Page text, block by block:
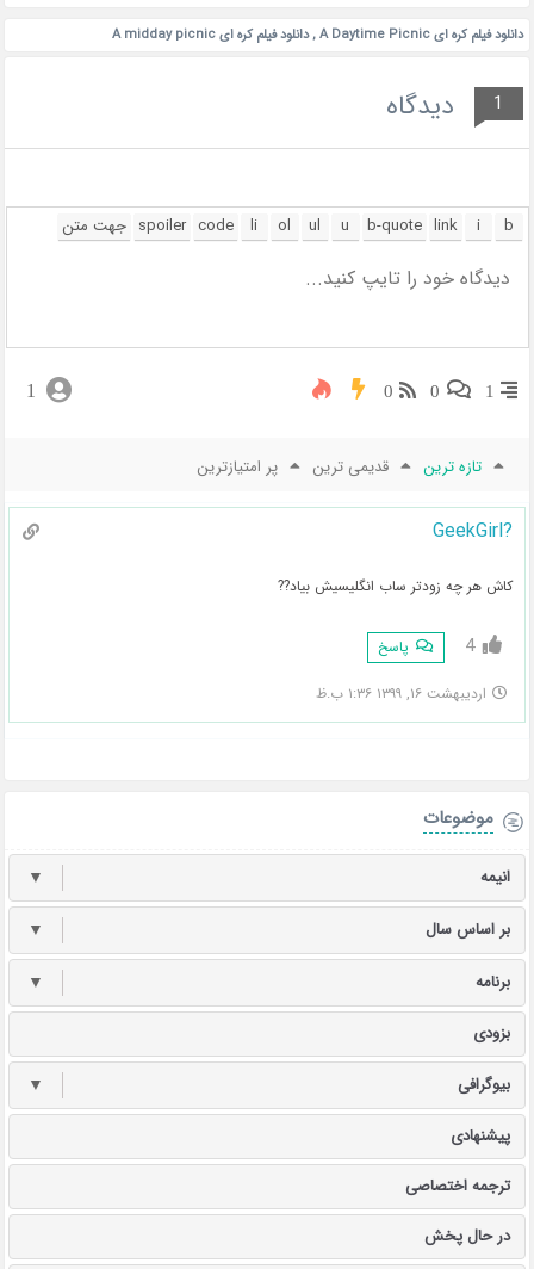
دانلود فیلم کره ای A Daytime Picnic ,دانلود فیلم کره ای A midday picnic
1 دیدگاه
1
0
0
1
تازه ترین قدیمی ترین پر امتیازترین
?GeekGirl
کاش هر چه زودتر ساب انگلیسیش بیاد??
4 پاسخ
اردیبهشت ۱۶, ۱۳۹۹ ۱:۳۶ ب.ظ
موضوعات
انیمه ▼
بر اساس سال ▼
برنامه ▼
بزودی
بیوگرافی ▼
پیشنهادی
ترجمه اختصاصی
در حال پخش